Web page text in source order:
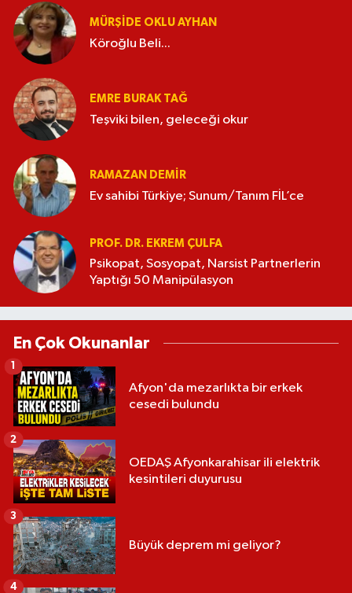
MÜRŞIDE OKLU AYHAN
Köroğlu Beli...
EMRE BURAK TAĞ
Teşviki bilen, geleceği okur
RAMAZAN DEMİR
Ev sahibi Türkiye; Sunum/Tanım FİL’ce
PROF. DR. EKREM ÇULFA
Psikopat, Sosyopat, Narsist Partnerlerin
Yaptığı 50 Manipülasyon
En Çok Okunanlar
Afyon'da mezarlıkta bir erkek
cesedi bulundu
1
OEDAŞ Afyonkarahisar ili elektrik
kesintileri duyurusu
2
Büyük deprem mi geliyor?
3
4